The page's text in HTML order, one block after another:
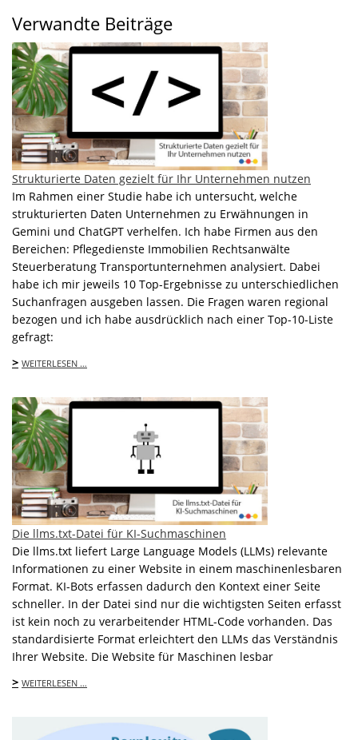
Verwandte Beiträge
Strukturierte Daten gezielt für Ihr Unternehmen nutzen
Im Rahmen einer Studie habe ich untersucht, welche
strukturierten Daten Unternehmen zu Erwähnungen in
Gemini und ChatGPT verhelfen. Ich habe Firmen aus den
Bereichen: Pflegedienste Immobilien Rechtsanwälte
Steuerberatung Transportunternehmen analysiert. Dabei
habe ich mir jeweils 10 Top-Ergebnisse zu unterschiedlichen
Suchanfragen ausgeben lassen. Die Fragen waren regional
bezogen und ich habe ausdrücklich nach einer Top-10-Liste
gefragt:
> WEITERLESEN …
Die llms.txt-Datei für KI-Suchmaschinen
Die llms.txt liefert Large Language Models (LLMs) relevante
Informationen zu einer Website in einem maschinenlesbaren
Format. KI-Bots erfassen dadurch den Kontext einer Seite
schneller. In der Datei sind nur die wichtigsten Seiten erfasst
ist kein noch zu verarbeitender HTML-Code vorhanden. Das
standardisierte Format erleichtert den LLMs das Verständnis
Ihrer Website. Die Website für Maschinen lesbar
> WEITERLESEN …